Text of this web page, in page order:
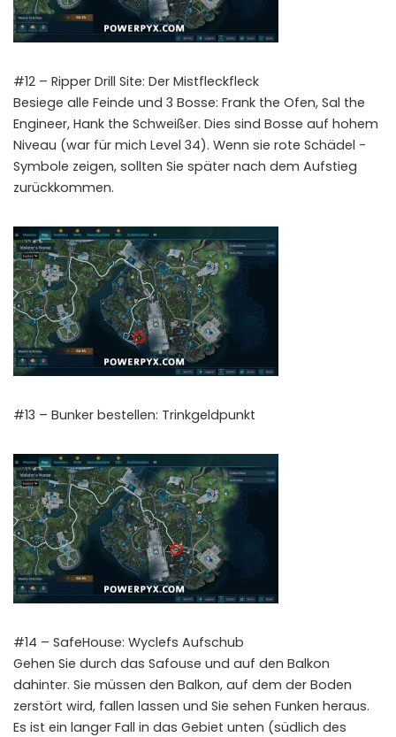
#12 – Ripper Drill Site: Der Mistfleckfleck
Besiege alle Feinde und 3 Bosse: Frank the Ofen, Sal the
Engineer, Hank the Schweißer. Dies sind Bosse auf hohem
Niveau (war für mich Level 34). Wenn sie rote Schädel -
Symbole zeigen, sollten Sie später nach dem Aufstieg
zurückkommen.
#13 – Bunker bestellen: Trinkgeldpunkt
#14 – SafeHouse: Wyclefs Aufschub
Gehen Sie durch das Safouse und auf den Balkon
dahinter. Sie müssen den Balkon, auf dem der Boden
zerstört wird, fallen lassen und Sie sehen Funken heraus.
Es ist ein langer Fall in das Gebiet unten (südlich des